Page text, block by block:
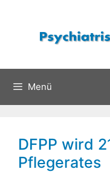
Menü
DFPP wird
Pflegerates